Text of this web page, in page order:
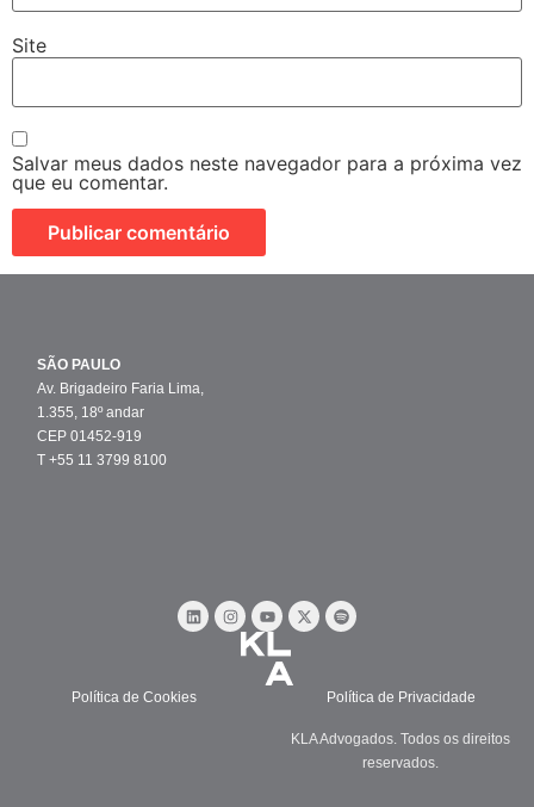
Site
Salvar meus dados neste navegador para a próxima vez
que eu comentar.
SÃO PAULO
Av. Brigadeiro Faria Lima,
1.355, 18º andar
CEP 01452-919
T +55 11 3799 8100
Política de Cookies Política de Privacidade
KLA Advogados. Todos os direitos
reservados.